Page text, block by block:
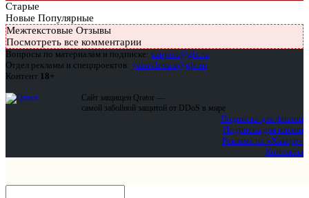
Старые
Новые Популярные
Межтекстовые Отзывы
Посмотреть все комментарии
Вопросы по материалам и подписке: support@glc.ru
Отдел рекламы и спецпроектов: yakovleva.a@glc.ru
Контент 18+
Сайт защищен Qrator —
самой забойной защитой от DDoS в мире
Подписка для физлиц
Подписка для юрлиц
Реклама на «Хакере»
Контакты